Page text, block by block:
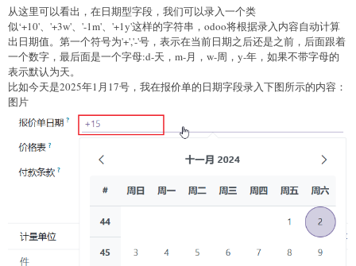
        }
        return date;
    }
    return false;
从这里可以看出，在日期型字段，我们可以录入一个类
似‘+10'、'+3w'、'-1m'、'+1y'这样的字符串，odoo将根据录入内容自动计算
出日期值。第一个符号为'+','-'号，表示在当前日期之后还是之前，后面跟着
一个数字，最后面是一个字母:d-天，m-月，w-周，y-年，如果不带字母的
表示默认为天。
比如今天是2025年1月17号，我在报价单的日期字段录入下图所示的内容：
图片